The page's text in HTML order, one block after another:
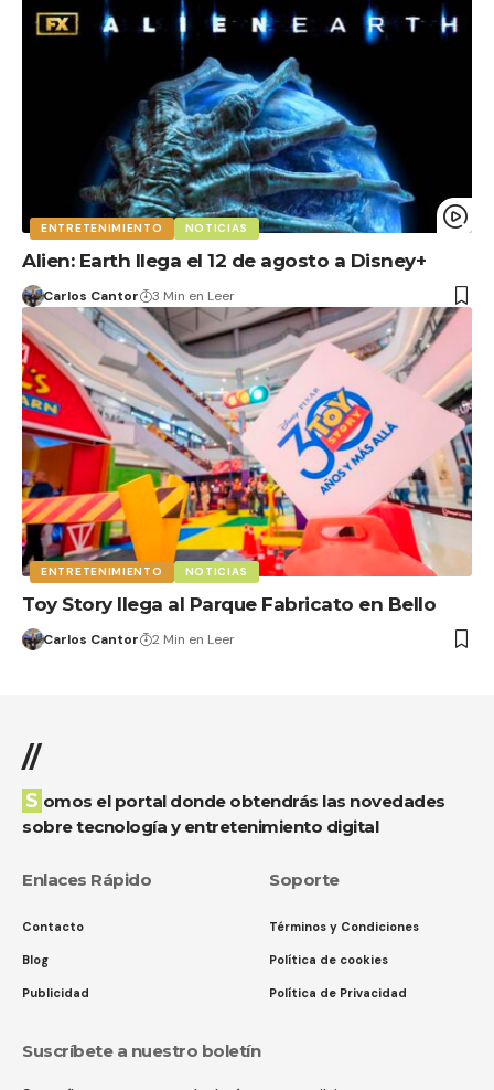
ENTRETENIMIENTO NOTICIAS
Alien: Earth llega el 12 de agosto a Disney+
Carlos Cantor 3 Min en Leer
ENTRETENIMIENTO NOTICIAS
Toy Story llega al Parque Fabricato en Bello
Carlos Cantor 2 Min en Leer
//
Somos el portal donde obtendrás las novedades
sobre tecnología y entretenimiento digital
Enlaces Rápido
Contacto
Blog
Publicidad
Soporte
Términos y Condiciones
Política de cookies
Política de Privacidad
Suscríbete a nuestro boletín